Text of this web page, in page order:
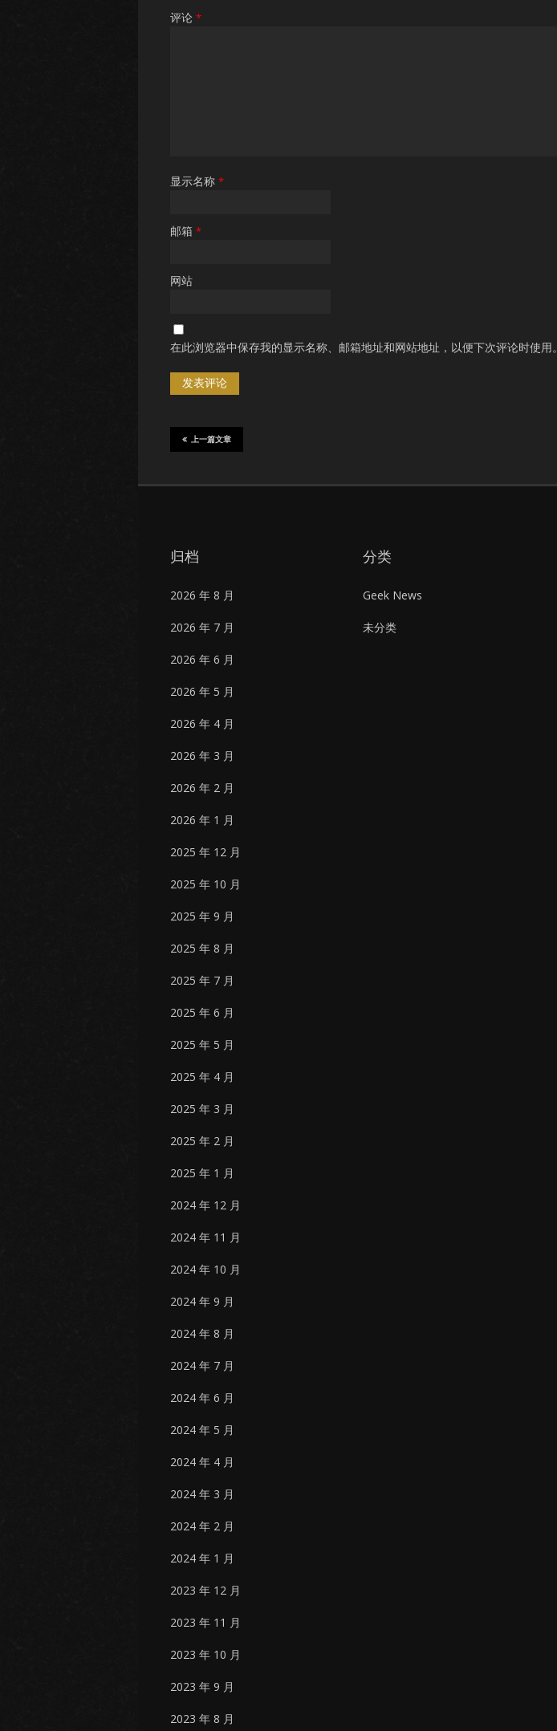
评论 *
显示名称 *
邮箱 *
网站
在此浏览器中保存我的显示名称、邮箱地址和网站地址，以便下次评论时使用。
上一篇文章
归档
2026 年 8 月
2026 年 7 月
2026 年 6 月
2026 年 5 月
2026 年 4 月
2026 年 3 月
2026 年 2 月
2026 年 1 月
2025 年 12 月
2025 年 10 月
2025 年 9 月
2025 年 8 月
2025 年 7 月
2025 年 6 月
2025 年 5 月
2025 年 4 月
2025 年 3 月
2025 年 2 月
2025 年 1 月
2024 年 12 月
2024 年 11 月
2024 年 10 月
2024 年 9 月
2024 年 8 月
2024 年 7 月
2024 年 6 月
2024 年 5 月
2024 年 4 月
2024 年 3 月
2024 年 2 月
2024 年 1 月
2023 年 12 月
2023 年 11 月
2023 年 10 月
2023 年 9 月
2023 年 8 月
分类
Geek News
未分类